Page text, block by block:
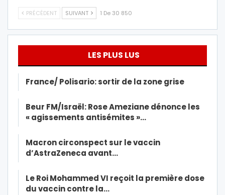
PRÉCÉDENT SUIVANT 1 De 30 850
LES PLUS LUS
France/ Polisario: sortir de la zone grise
Beur FM/Israël: Rose Ameziane dénonce les
« agissements antisémites »…
Macron circonspect sur le vaccin
d’AstraZeneca avant…
Le Roi Mohammed VI reçoit la première dose
du vaccin contre la…